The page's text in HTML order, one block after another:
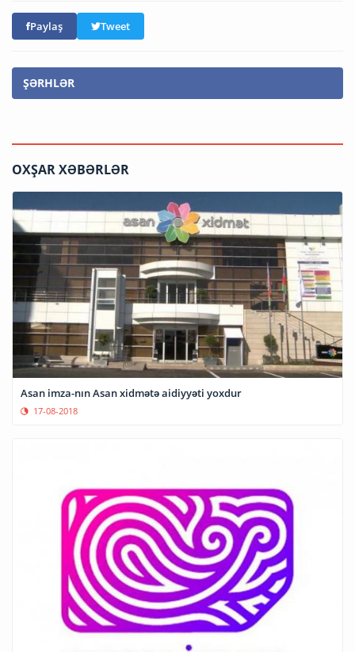
Paylaş Tweet
ŞƏRHLƏR
OXŞAR XƏBƏRLƏR
Asan imza-nın Asan xidmətə aidiyyəti yoxdur
17-08-2018